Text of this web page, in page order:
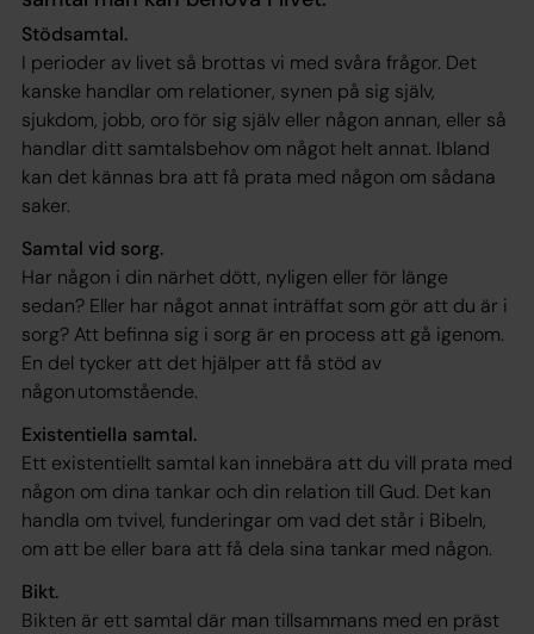
Stödsamtal.
I perioder av livet så brottas vi med svåra frågor. Det
kanske handlar om relationer, synen på sig själv,
sjukdom, jobb, oro för sig själv eller någon annan, eller så
handlar ditt samtalsbehov om något helt annat. Ibland
kan det kännas bra att få prata med någon om sådana
saker.
Samtal vid sorg.
Har någon i din närhet dött, nyligen eller för länge
sedan? Eller har något annat inträffat som gör att du är i
sorg? Att befinna sig i sorg är en process att gå igenom.
En del tycker att det hjälper att få stöd av
någon utomstående.
Existentiella samtal.
Ett existentiellt samtal kan innebära att du vill prata med
någon om dina tankar och din relation till Gud. Det kan
handla om tvivel, funderingar om vad det står i Bibeln,
om att be eller bara att få dela sina tankar med någon.
Bikt.
Bikten är ett samtal där man tillsammans med en präst